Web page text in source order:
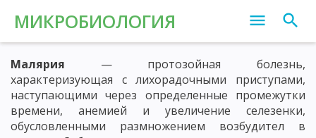
МИКРОБИОЛОГИЯ
Малярия — протозойная болезнь,
характеризующая с лихорадочными приступами,
наступающими через определенные промежутки
времени, анемией и увеличение селезенки,
обусловленными размножением возбудител в